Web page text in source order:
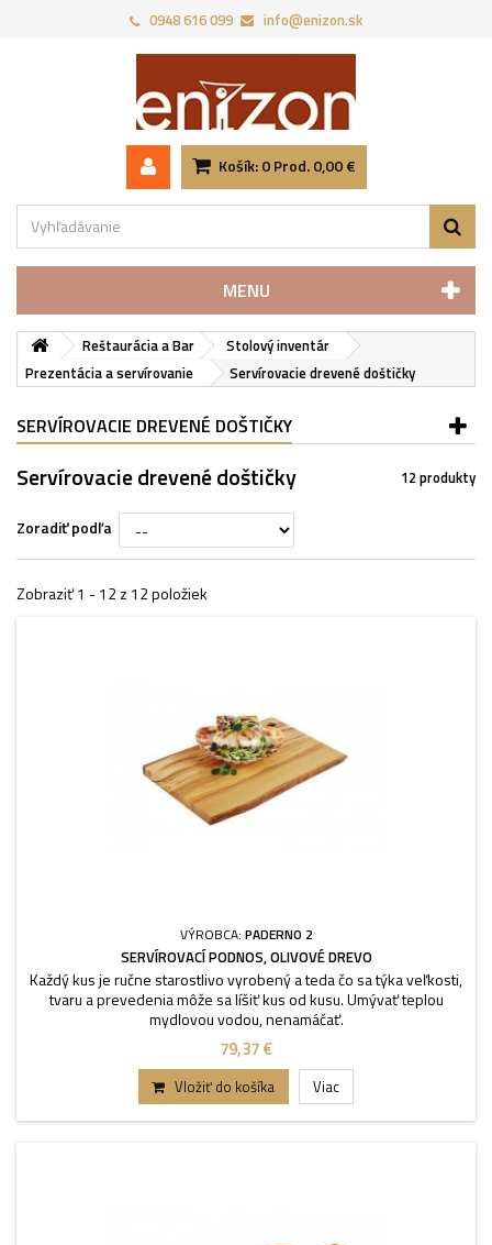
0948 616 099 info@enizon.sk
Košík: 0 Prod. 0,00 €
MENU
Reštaurácia a Bar
Stolový inventár
Prezentácia a servírovanie
Servírovacie drevené doštičky
SERVÍROVACIE DREVENÉ DOŠTIČKY
Servírovacie drevené doštičky 12 produkty
Zoradiť podľa
Zobraziť 1 - 12 z 12 položiek
VÝROBCA: PADERNO 2
SERVÍROVACÍ PODNOS, OLIVOVÉ DREVO
Každý kus je ručne starostlivo vyrobený a teda čo sa týka veľkosti,
tvaru a prevedenia môže sa líšiť kus od kusu. Umývať teplou
mydlovou vodou, nenamáčať.
79,37 €
Vložiť do košíka Viac